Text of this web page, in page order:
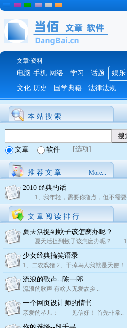
文章·资料
电脑·手机·网络 学习 话题 娱乐
文化·历史
国学典籍 法律法规
本 站 搜 索
文章 软件 [选项]
推 荐 文 章 More...
2010 经典的话
1、我年轻，需要你指点，但不需要
文 章 阅 读 排 行
夏天活捉到蚊子该怎麽办呢？
夏天活捉到蚊子该怎麽办呢？
少女经典搞笑语录
1、二农戏猪 2、干掉鸟人我就是天使！..
流浪的歌声--陈一郎
流浪的歌声 有啥人无爱故乡 ..
一个网页设计师的情书
亲爱的琴儿： 见信好！ 首先非常..